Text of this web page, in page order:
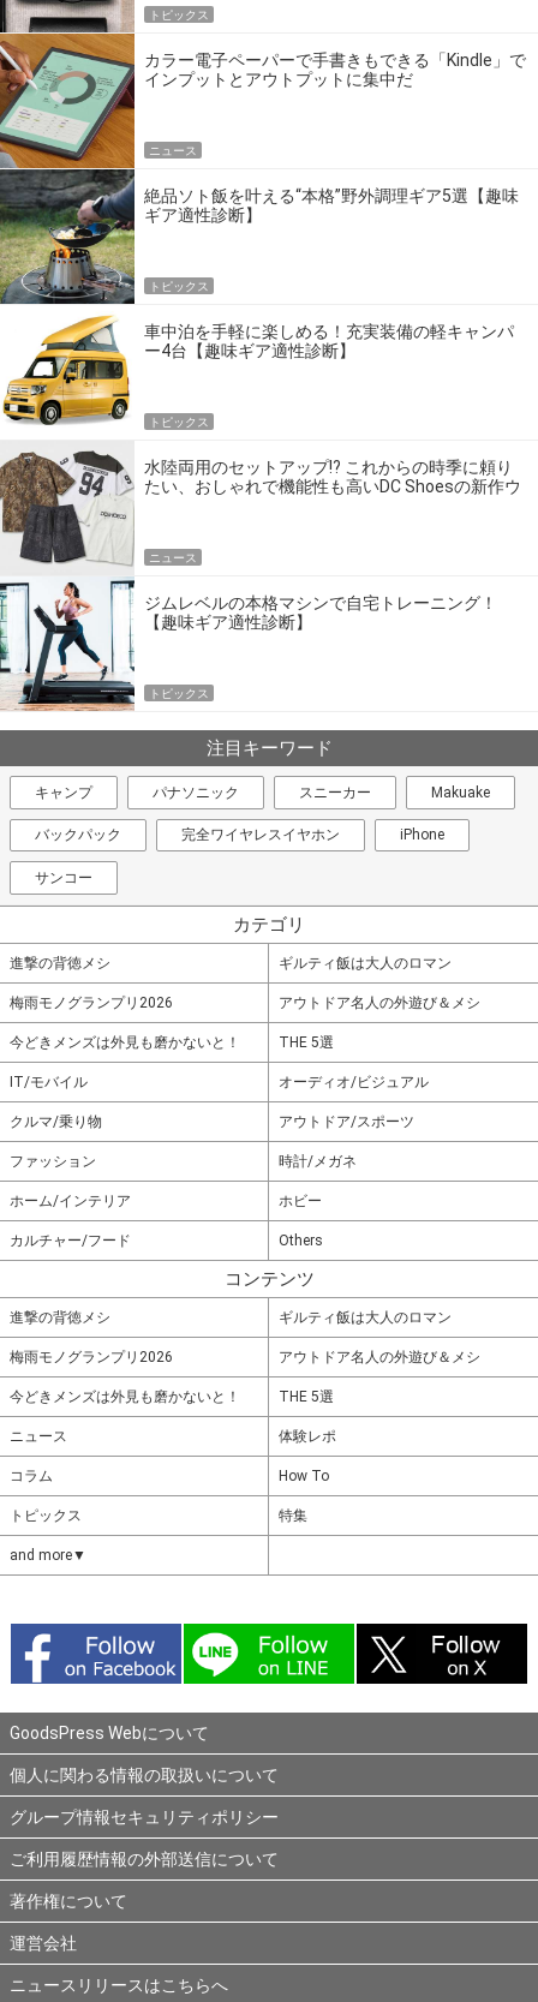
トピックス
カラー電子ペーパーで手書きもできる「Kindle」で
インプットとアウトプットに集中だ
ニュース
絶品ソト飯を叶える“本格”野外調理ギア5選【趣味
ギア適性診断】
トピックス
車中泊を手軽に楽しめる！充実装備の軽キャンパ
ー4台【趣味ギア適性診断】
トピックス
水陸両用のセットアップ!? これからの時季に頼り
たい、おしゃれで機能性も高いDC Shoesの新作ウ
ニュース
ジムレベルの本格マシンで自宅トレーニング！
【趣味ギア適性診断】
トピックス
注目キーワード
キャンプ パナソニック スニーカー Makuake
バックパック 完全ワイヤレスイヤホン iPhone
サンコー
カテゴリ
進撃の背徳メシ ギルティ飯は大人のロマン
梅雨モノグランプリ2026 アウトドア名人の外遊び＆メシ
今どきメンズは外見も磨かないと！ THE 5選
IT/モバイル オーディオ/ビジュアル
クルマ/乗り物 アウトドア/スポーツ
ファッション 時計/メガネ
ホーム/インテリア ホビー
カルチャー/フード Others
コンテンツ
進撃の背徳メシ ギルティ飯は大人のロマン
梅雨モノグランプリ2026 アウトドア名人の外遊び＆メシ
今どきメンズは外見も磨かないと！ THE 5選
ニュース 体験レポ
コラム How To
トピックス 特集
and more▼
GoodsPress Webについて
個人に関わる情報の取扱いについて
グループ情報セキュリティポリシー
ご利用履歴情報の外部送信について
著作権について
運営会社
ニュースリリースはこちらへ